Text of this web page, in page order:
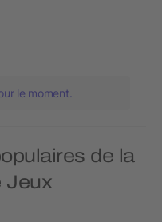
le moment.
de la
Jeux